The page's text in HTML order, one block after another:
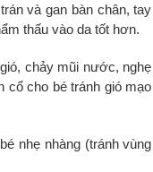
và gan bàn chân, tay
thấu vào da tốt hơn.
chảy mũi nước, nghẹ
cổ cho bé tránh gió mạo
nhẹ nhàng (tránh vùng